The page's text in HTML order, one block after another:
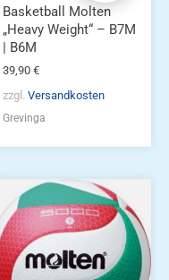
Produktseite
gewählt
werden
Basketball Molten
„Heavy Weight“ – B7M
| B6M
39,90 €
zzgl. Versandkosten
Grevinga